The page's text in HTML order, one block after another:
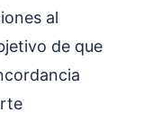
al
de que